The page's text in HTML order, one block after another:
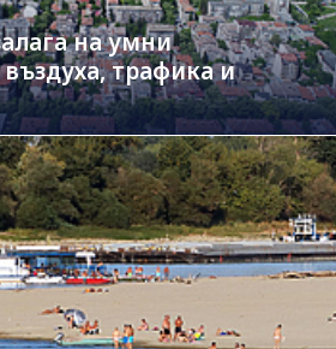
на умни
трафика и